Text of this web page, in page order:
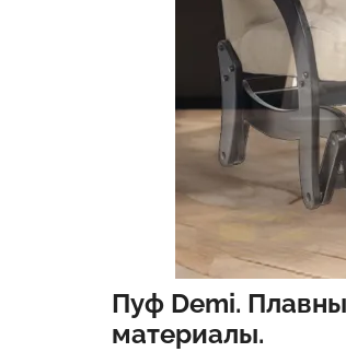
Пуф Demi.
материалы.